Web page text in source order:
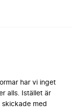
har vi inget
alls. Istället är
med